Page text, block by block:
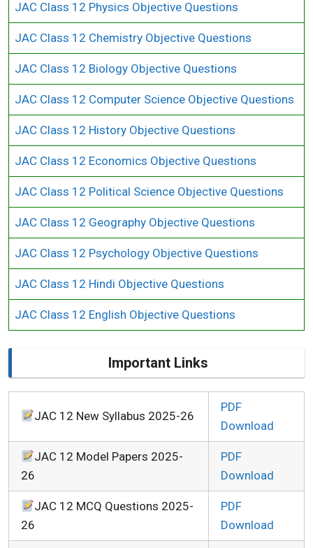
JAC Class 12 Physics Objective Questions
JAC Class 12 Chemistry Objective Questions
JAC Class 12 Biology Objective Questions
JAC Class 12 Computer Science Objective Questions
JAC Class 12 History Objective Questions
JAC Class 12 Economics Objective Questions
JAC Class 12 Political Science Objective Questions
JAC Class 12 Geography Objective Questions
JAC Class 12 Psychology Objective Questions
JAC Class 12 Hindi Objective Questions
JAC Class 12 English Objective Questions
Important Links
JAC 12 New Syllabus 2025-26
PDF
Download
JAC 12 Model Papers 2025-
26
PDF
Download
JAC 12 MCQ Questions 2025-
26
PDF
Download